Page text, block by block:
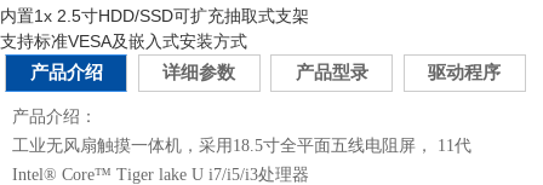
内置1x 2.5寸HDD/SSD可扩充抽取式支架
支持标准VESA及嵌入式安装方式
产品介绍
详细参数 产品型录 驱动程序
产品介绍：
工业无风扇触摸一体机，采用18.5寸全平面五线电阻屏， 11代
Intel® Core™ Tiger lake U i7/i5/i3处理器